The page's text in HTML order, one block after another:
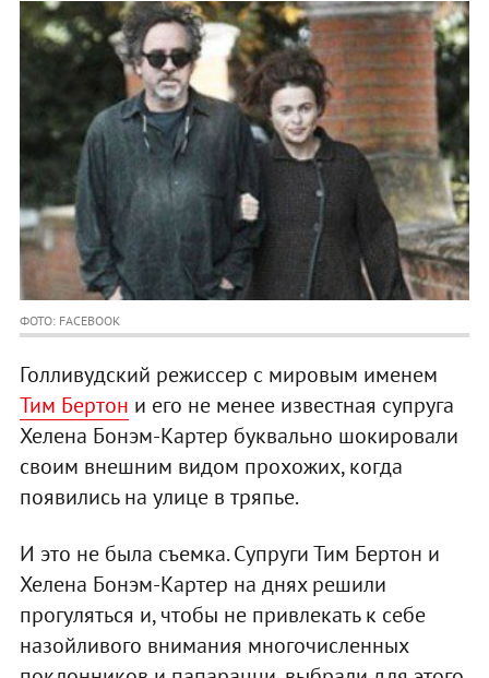
ФОТО: FACEBOOK
Голливудский режиссер с мировым именем
Тим Бертон и его не менее известная супруга
Хелена Бонэм-Картер буквально шокировали
своим внешним видом прохожих, когда
появились на улице в тряпье.
И это не была съемка. Супруги Тим Бертон и
Хелена Бонэм-Картер на днях решили
прогуляться и, чтобы не привлекать к себе
назойливого внимания многочисленных